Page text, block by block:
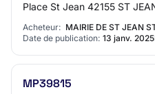
Place St Jean 42155 ST
Acheteur: MAIRIE DE ST JEAN
Date de publication: 13 janv. 2025
MP39815